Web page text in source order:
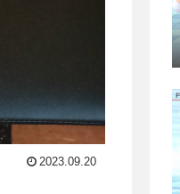
2023.09.20